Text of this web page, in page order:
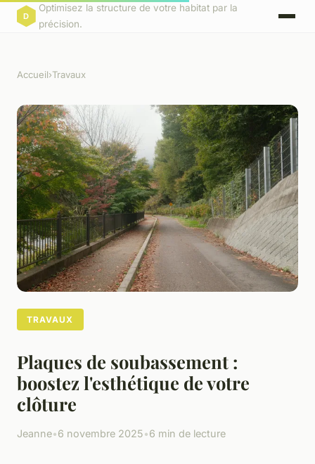
Optimisez la structure de votre habitat par la
précision.
Accueil›Travaux
TRAVAUX
Plaques de soubassement :
boostez l'esthétique de votre
clôture
Jeanne•6 novembre 2025•6 min de lecture